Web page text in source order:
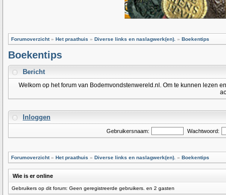
Forumoverzicht» Het praathuis » Diverse links en naslagwerk(en). » Boekentips
Boekentips
Bericht
Welkom op het forum van Bodemvondstenwereld.nl. Om te kunnen lezen
Inloggen
Gebruikersnaam: Wachtwoord:
Forumoverzicht» Het praathuis » Diverse links en naslagwerk(en). » Boekentips
Wie is er online
Gebruikers op dit forum: Geen geregistreerde gebruikers. en 2 gasten